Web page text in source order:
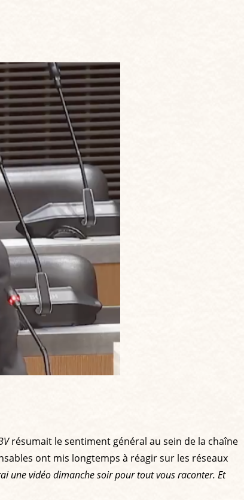
résumait le sentiment général au sein de la chaîne
ont mis longtemps à réagir sur les réseaux
une vidéo dimanche soir pour tout vous raconter. Et